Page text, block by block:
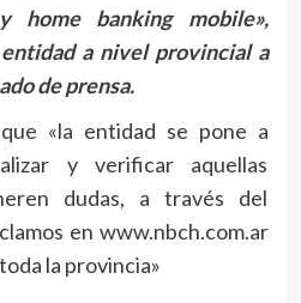
home banking mobile»,
a nivel provincial a
de prensa.
«la entidad se pone a
y verificar aquellas
dudas, a través del
en www.nbch.com.ar
la provincia»